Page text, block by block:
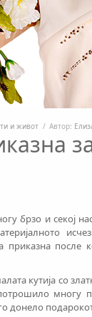
и живот / Автор:
брзо и секој
приказна после
кутија со
многу
донело подарокот